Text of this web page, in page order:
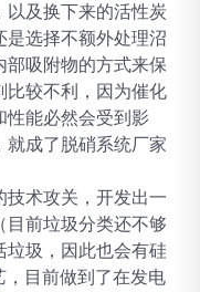
以及换下来的活性炭
是选择不额外处理沼
部吸附物的方式来保
比较不利，因为催化
性能必然会受到影
就成了脱硝系统厂家
技术攻关，开发出一
目前垃圾分类还不够
垃圾，因此也会有硅
，目前做到了在发电